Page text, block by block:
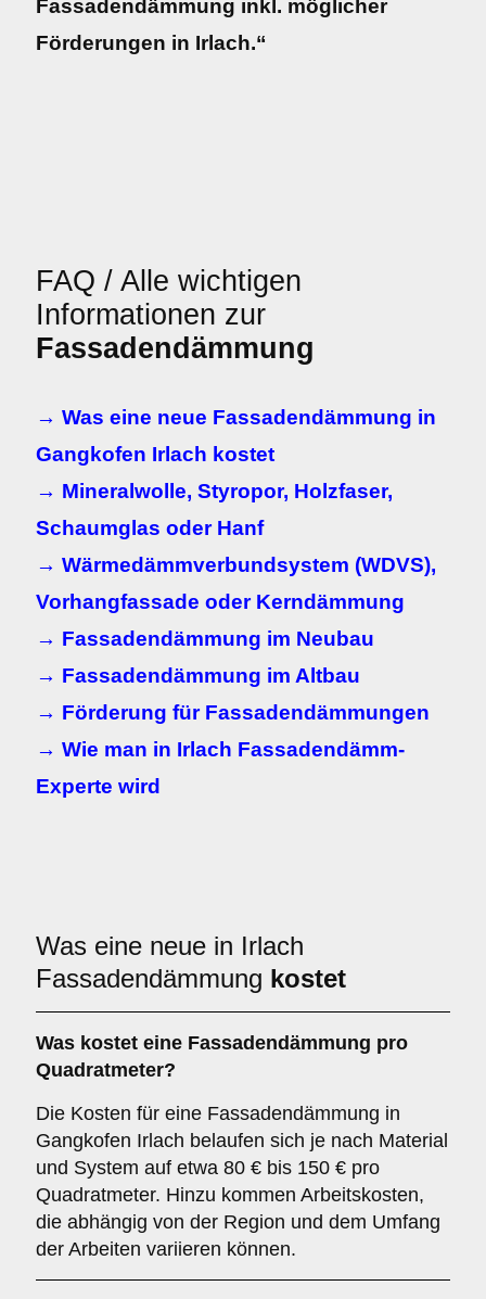
Fassadendämmung inkl. möglicher
Förderungen in Irlach.“
FAQ / Alle wichtigen
Informationen zur
Fassadendämmung
→ Was eine neue Fassadendämmung in
Gangkofen Irlach kostet
→ Mineralwolle, Styropor, Holzfaser,
Schaumglas oder Hanf
→ Wärmedämmverbundsystem (WDVS),
Vorhangfassade oder Kerndämmung
→ Fassadendämmung im Neubau
→ Fassadendämmung im Altbau
→ Förderung für Fassadendämmungen
→ Wie man in Irlach Fassadendämm-
Experte wird
Was eine neue in Irlach
Fassadendämmung kostet
Was kostet eine Fassadendämmung pro
Quadratmeter?
Die Kosten für eine Fassadendämmung in
Gangkofen Irlach belaufen sich je nach Material
und System auf etwa 80 € bis 150 € pro
Quadratmeter. Hinzu kommen Arbeitskosten,
die abhängig von der Region und dem Umfang
der Arbeiten variieren können.